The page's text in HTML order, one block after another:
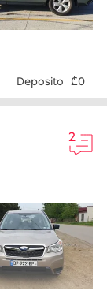
Deposito ₾0
2